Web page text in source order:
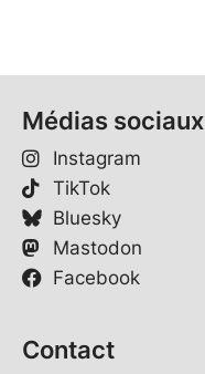
Médias sociaux
Instagram
TikTok
Bluesky
Mastodon
Facebook
Contact